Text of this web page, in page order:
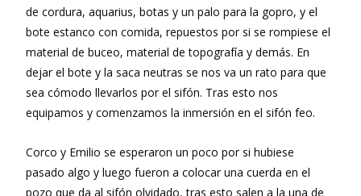
de cordura, aquarius, botas y un palo para la gopro, y el
bote estanco con comida, repuestos por si se rompiese el
material de buceo, material de topografía y demás. En
dejar el bote y la saca neutras se nos va un rato para que
sea cómodo llevarlos por el sifón. Tras esto nos
equipamos y comenzamos la inmersión en el sifón feo.
Corco y Emilio se esperaron un poco por si hubiese
pasado algo y luego fueron a colocar una cuerda en el
pozo que da al sifón olvidado, tras esto salen a la una de